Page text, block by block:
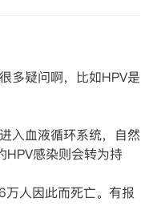
多疑问啊，比如HPV是
入血液循环系统，自然
HPV感染则会转为持
人因此而死亡。有报